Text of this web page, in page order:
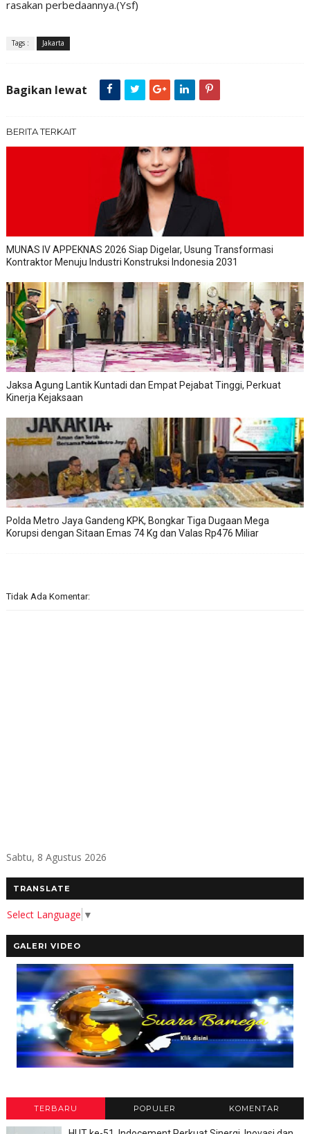
rasakan perbedaannya.(Ysf)
Tags : Jakarta
Bagikan lewat
BERITA TERKAIT
MUNAS IV APPEKNAS 2026 Siap Digelar, Usung Transformasi
Kontraktor Menuju Industri Konstruksi Indonesia 2031
Jaksa Agung Lantik Kuntadi dan Empat Pejabat Tinggi, Perkuat
Kinerja Kejaksaan
Polda Metro Jaya Gandeng KPK, Bongkar Tiga Dugaan Mega
Korupsi dengan Sitaan Emas 74 Kg dan Valas Rp476 Miliar
Tidak Ada Komentar:
Sabtu, 8 Agustus 2026
TRANSLATE
Select Language ▼
GALERI VIDEO
TERBARU POPULER KOMENTAR